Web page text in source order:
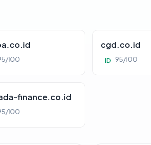
100
cgd.co.id
ID 95/100
finance.co.id
100